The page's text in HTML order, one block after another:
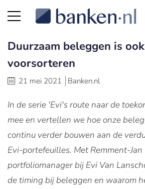
Duurzaam beleggen is
voorsorteren
21 mei 2021 Banken.nl
In de serie 'Evi's route naar de
mee en vertellen we hoe onze
continu verder bouwen aan de
Evi-portefeuilles. Met Remment-Jan
portfoliomanager bij Evi Van
de timing bij beleggen en waarom